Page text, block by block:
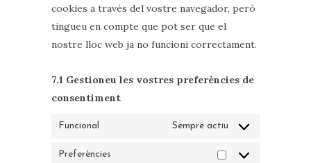
cookies a través del vostre navegador, però
tingueu en compte que pot ser que el
nostre lloc web ja no funcioni correctament.
7.1 Gestioneu les vostres preferències de
consentiment
Funcional Sempre actiu
Preferències